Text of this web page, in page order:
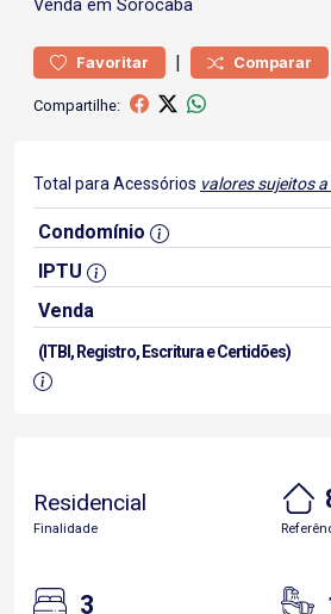
Venda em Sorocaba
Favoritar | Comparar
Compartilhe:
Total para Acessórios valores sujeitos
Condomínio
IPTU
Venda
(ITBI, Registro, Escritura e Certidões)
Residencial
Finalidade
3